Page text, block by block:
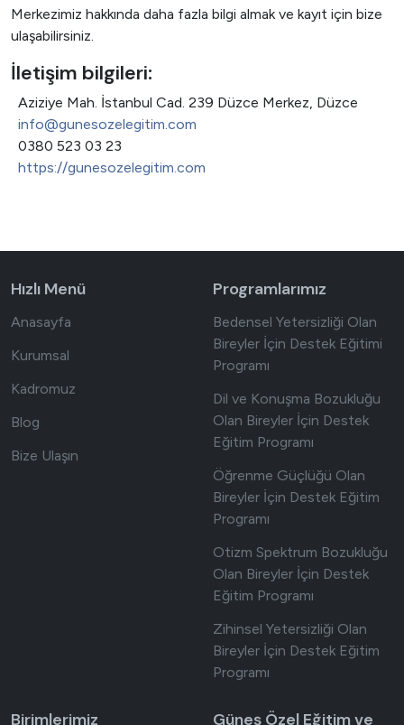
Merkezimiz hakkında daha fazla bilgi almak ve kayıt için bize
ulaşabilirsiniz.
İletişim bilgileri:
Adres
Aziziye Mah. İstanbul Cad. 239 Düzce Merkez, Düzce
E-posta
info@gunesozelegitim.com
Telefon
0380 523 03 23
Web site
https://gunesozelegitim.com
Hızlı Menü
Anasayfa
Kurumsal
Kadromuz
Blog
Bize Ulaşın
Programlarımız
Bedensel Yetersizliği Olan
Bireyler İçin Destek Eğitimi
Programı
Dil ve Konuşma Bozukluğu
Olan Bireyler İçin Destek
Eğitim Programı
Öğrenme Güçlüğü Olan
Bireyler İçin Destek Eğitim
Programı
Otizm Spektrum Bozukluğu
Olan Bireyler İçin Destek
Eğitim Programı
Zihinsel Yetersizliği Olan
Bireyler İçin Destek Eğitim
Programı
Birimlerimiz Güneş Özel Eğitim ve